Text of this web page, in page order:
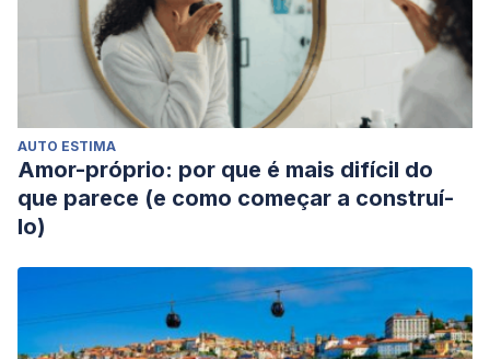
AUTO ESTIMA
Amor-próprio: por que é mais difícil do
que parece (e como começar a construí-
lo)